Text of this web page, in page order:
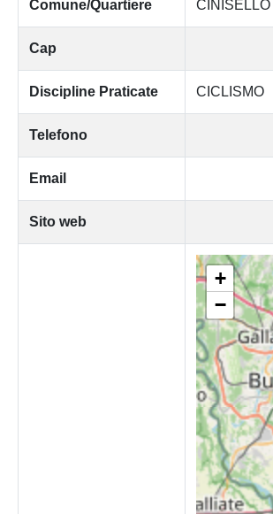
Comune/Quartiere
Cap
Discipline Praticate CICLISMO
Telefono
Email
Sito web
+
−